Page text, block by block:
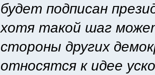
будет подписан
хотя такой шаг
стороны других
относятся к идее